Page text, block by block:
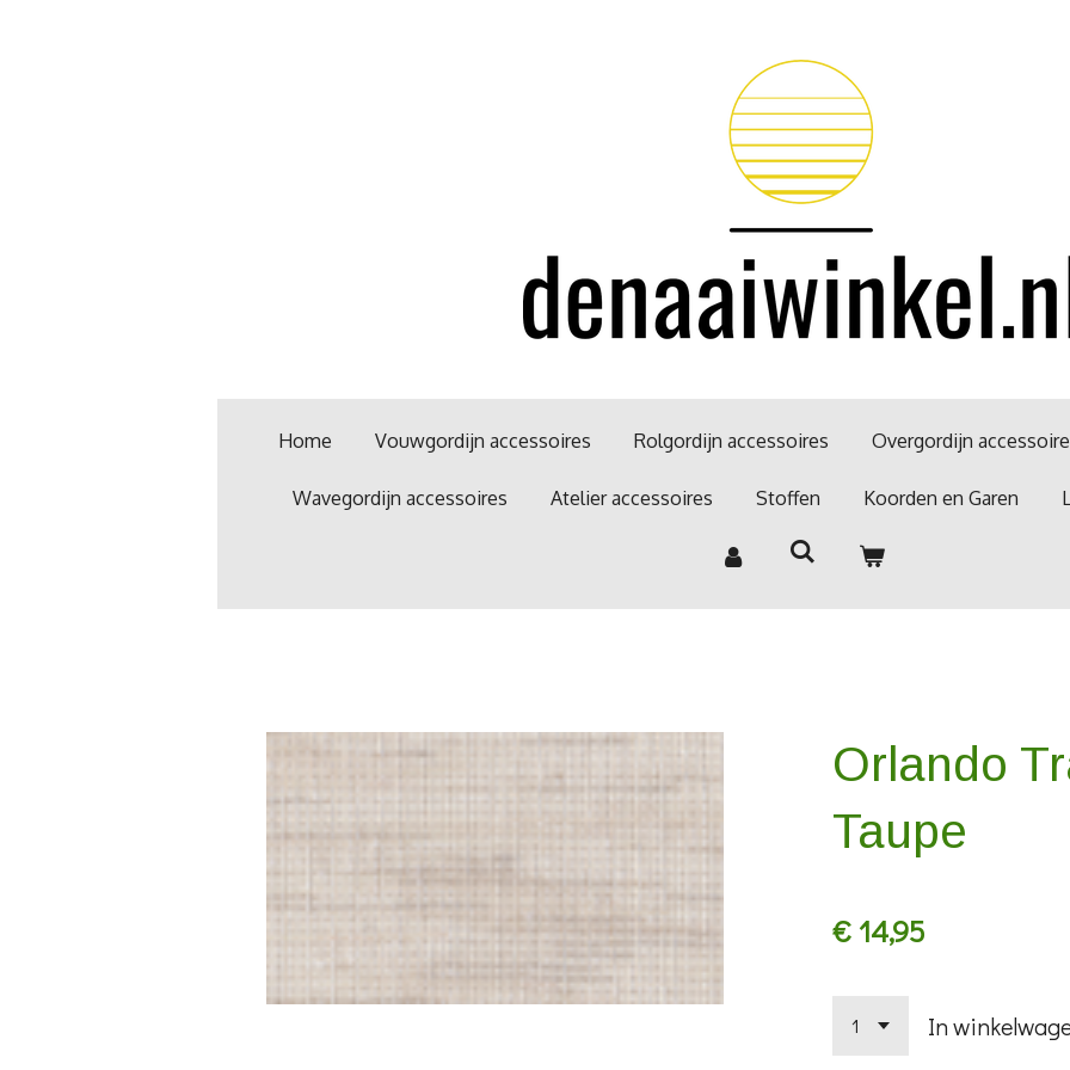
Home Vouwgordijn accessoires Rolgordijn accessoires Overgordijn
Wavegordijn accessoires Atelier accessoires Stoffen Koorden en Garen
Orlando
Taupe
€ 14,95
In